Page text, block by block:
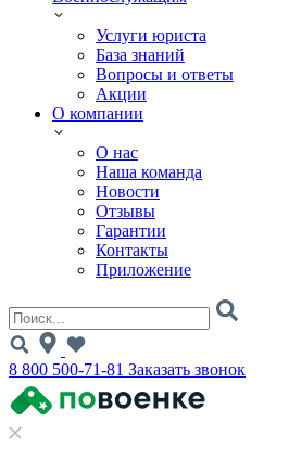
Услуги юриста
База знаний
Вопросы и ответы
Акции
О компании
О нас
Наша команда
Новости
Отзывы
Гарантии
Контакты
Приложение
8 800 500-71-81 Заказать звонок